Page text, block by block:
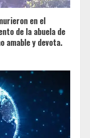
en el
de la abuela de
amable y devota.